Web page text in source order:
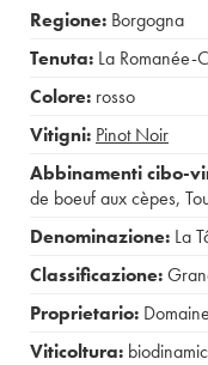
Regione: Borgogna
Tenuta: La Romanée-
Colore: rosso
Vitigni: Pinot Noir
Abbinamenti cibo-
de boeuf aux cèpes,
Denominazione: La
Classificazione:
Proprietario:
Viticoltura: